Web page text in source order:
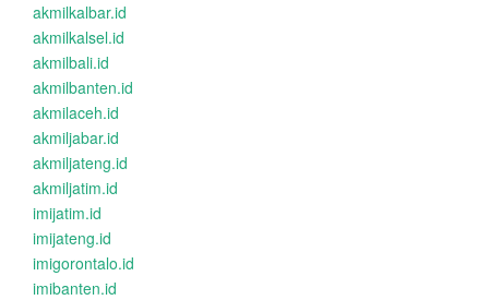
akmilkalbar.id
akmilkalsel.id
akmilbali.id
akmilbanten.id
akmilaceh.id
akmiljabar.id
akmiljateng.id
akmiljatim.id
imijatim.id
imijateng.id
imigorontalo.id
imibanten.id